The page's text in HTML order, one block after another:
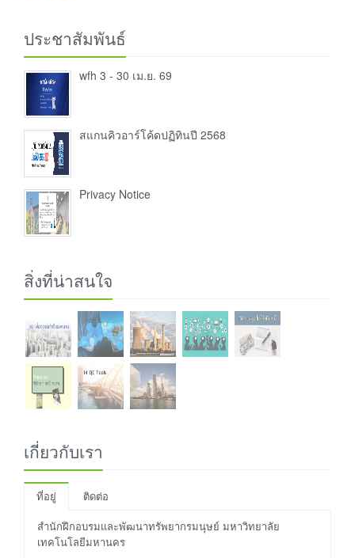
ประชาสัมพันธ์
wfh 3 - 30 เม.ย. 69
สแกนคิวอาร์โค้ดปฏิทินปี 2568
Privacy Notice
สิ่งที่น่าสนใจ
เกี่ยวกับเรา
ที่อยู่
ติดต่อ
สำนักฝึกอบรมและพัฒนาทรัพยากรมนุษย์ มหาวิทยาลัย
เทคโนโลยีมหานคร